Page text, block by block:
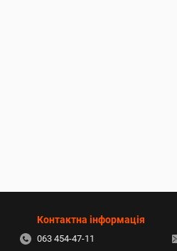
Контактна інформація
063 454-47-11